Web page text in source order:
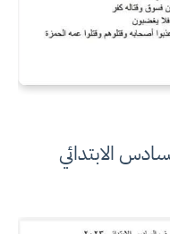
الابتدائي